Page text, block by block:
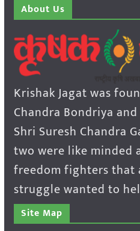
About Us
Krishak Jagat was
Chandra Bondriya
Shri Suresh Chandra
two were like minded
freedom fighters
struggle wanted to
Site Map